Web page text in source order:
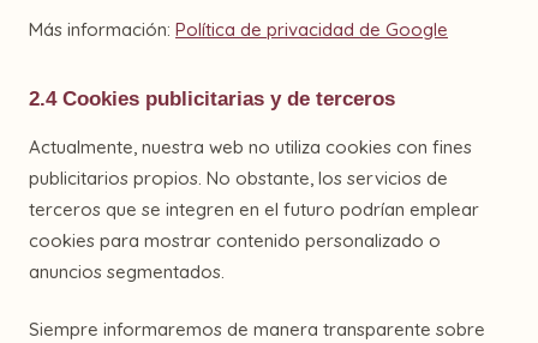
Más información: Política de privacidad de Google
2.4 Cookies publicitarias y de terceros
Actualmente, nuestra web no utiliza cookies con fines
publicitarios propios. No obstante, los servicios de
terceros que se integren en el futuro podrían emplear
cookies para mostrar contenido personalizado o
anuncios segmentados.
Siempre informaremos de manera transparente sobre